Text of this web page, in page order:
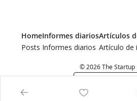
Home
Posts
Informes diarios
Informes diarios
Artículos
Artículo de
© 2026 The Startup